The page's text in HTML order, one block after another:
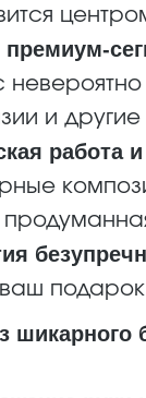
и
работа
шикарного